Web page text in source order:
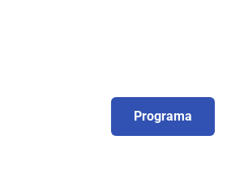
Programa